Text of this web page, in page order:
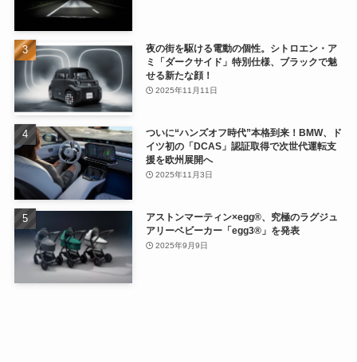
夜の街を駆ける電動の個性。シトロエン・ア
ミ「ダークサイド」特別仕様、ブラックで魅
せる新たな顔！
2025年11月11日
ついに“ハンズオフ時代”本格到来！BMW、ド
イツ初の「DCAS」認証取得で次世代運転支
援を欧州展開へ
2025年11月3日
アストンマーティン×egg®、究極のラグジュ
アリーベビーカー「egg3®」を発表
2025年9月9日